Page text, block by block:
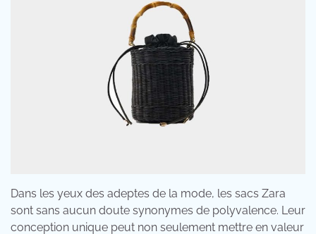
Dans les yeux des adeptes de la mode, les sacs Zara
sont sans aucun doute synonymes de polyvalence. Leur
conception unique peut non seulement mettre en valeur